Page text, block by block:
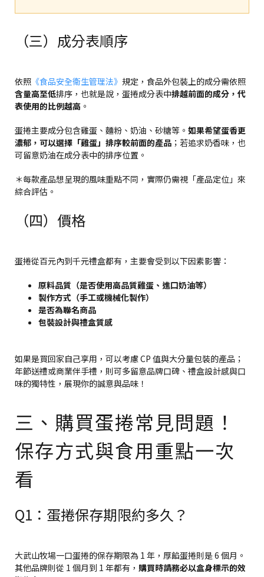
（三）成分表順序
依照 《食品安全衛生管理法》 規定，食品外包裝上的成分需依照
含量高至低排序，也就是說，蛋捲成分表中排越前面的成分，代
表使用的比例越高 。
蛋捲主要成分包含雞蛋、麵粉、奶油、砂糖等。 如果希望蛋香更
濃郁，可以選擇「雞蛋」排序較前面的產品 ；若追求奶香味，也
可留意奶油在成分表中的排序位置。
＊每款產品想呈現的風味重點不同，實際仍需視「產品定位」來
綜合評估。
（四）價格
蛋捲從百元內到千元禮盒都有，主要會受到以下因素影響：
原料品質（是否使用高品質雞蛋、進口奶油等）
製作方式（手工或機械化製作）
是否為聯名商品
包裝設計與禮盒質感
如果是買回家自己享用，可以考慮 CP 值與大分量包裝的產品；
年節送禮或商業伴手禮，則可多留意品牌口碑、禮盒設計感與口
味的獨特性，展現你的誠意與品味！
三、購買蛋捲常見問題！
保存方式與食用重點一次
看
Q1：蛋捲保存期限約多久？
大武山牧場一口蛋捲的保存期限為 1 年，厚餡蛋捲則是 6 個月。
其他品牌則從 1 個月到 1 年都有， 購買時請務必以盒身標示的效